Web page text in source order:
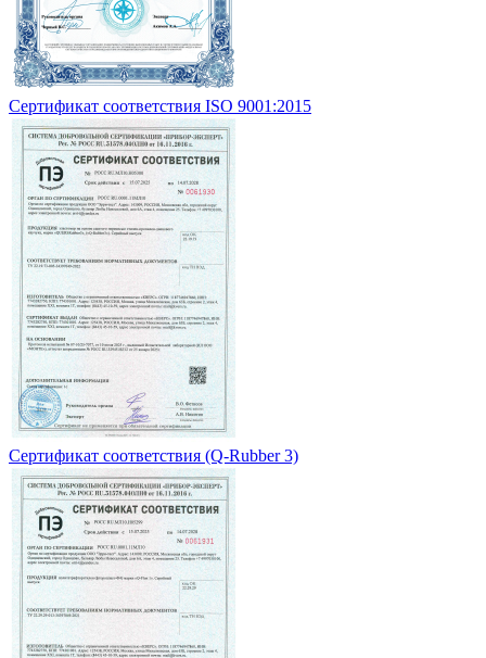
Сертификат соответствия ISO 9001:2015
Сертификат соответствия (Q-Rubber 3)